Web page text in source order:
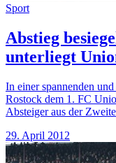
Sport
Abstieg
unterliegt
In einer spannenden
Rostock dem 1. FC
Absteiger aus der
29. April 2012